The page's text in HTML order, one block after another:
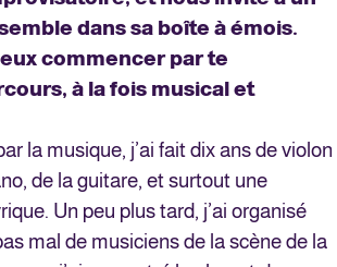
dans sa boîte à émois.
commencer par te
à la fois musical et
la musique, j’ai fait dix ans de violon
de la guitare, et surtout une
Un peu plus tard, j’ai organisé
mal de musiciens de la scène de la